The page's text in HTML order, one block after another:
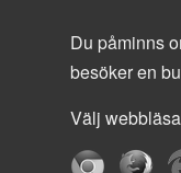
Du påminns
besöker en
Välj